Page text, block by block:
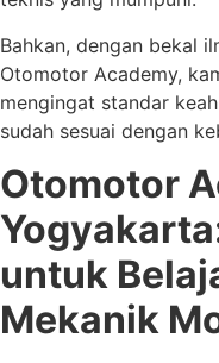
Bahkan, dengan bekal
Otomotor Academy,
mengingat standar
sudah sesuai dengan
Otomotor
untuk
Mekanik